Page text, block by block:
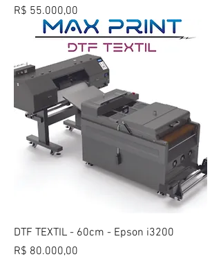
Preço
R$ 55.000,00
DTF TEXTIL - 60cm - Epson i3200
Preço
R$ 80.000,00